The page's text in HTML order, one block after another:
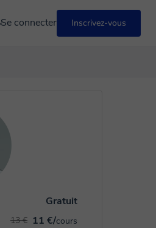
Se connecter Inscrivez-vous
Gratuit
11 €/cours
13 €